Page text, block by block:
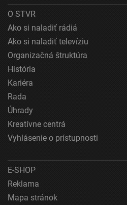
Identifikácia zariadení na
vyžiadaných informácií
Účely spracovania, ktoré nie sú v
Výkonostné
Reklama
O STVR
Ako si naladiť rádiá
Ako si naladiť televíziu
Organizačná štruktúra
História
Kariéra
Rada
Úhrady
Kreatívne centrá
Vyhlásenie o prístupnosti
E-SHOP
Reklama
Mapa stránok